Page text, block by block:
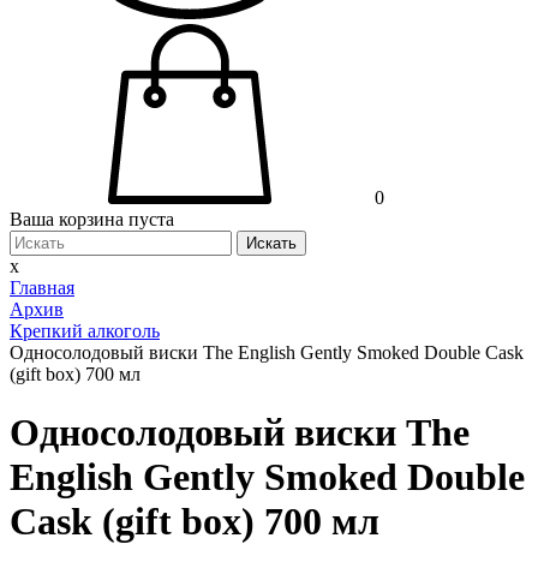
0
Ваша корзина пуста
Искать
x
Главная
Архив
Крепкий алкоголь
Односолодовый виски The English Gently Smoked Double Cask
(gift box) 700 мл
Односолодовый виски The
English Gently Smoked Double
Cask (gift box) 700 мл